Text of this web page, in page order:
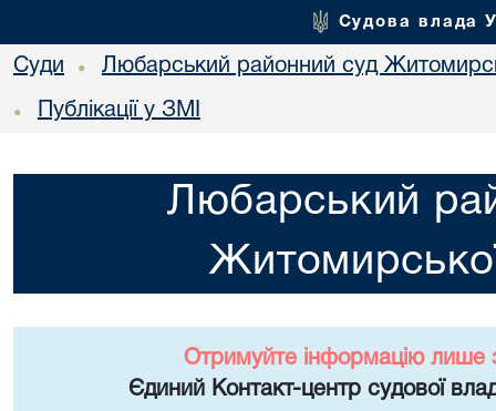
Судова влада
Суди • Любарський районний суд
• Публікації у ЗМІ
Любарський
Отримуйте інформацію лише
Єдиний Контакт-центр судової